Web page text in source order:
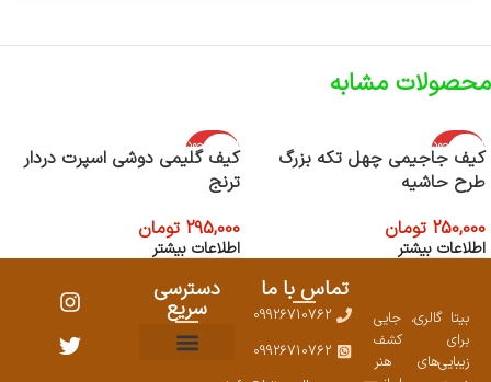
محصولات مشابه
اتمام موجود
ی
کیف جاجیمی چهل تکه بزرگ
طرح حاشیه
250,000 تومان
اطلاعات بیشتر
اتمام موجود
ی
کیف گلیمی دوشی اسپرت دردار
ترنج
295,000 تومان
اطلاعات بیشتر
بیتا گالری، جایی
برای کشف
زیبایی‌های هنر
تماس با ما
09926710762
09926710762
دسترسی
سریع